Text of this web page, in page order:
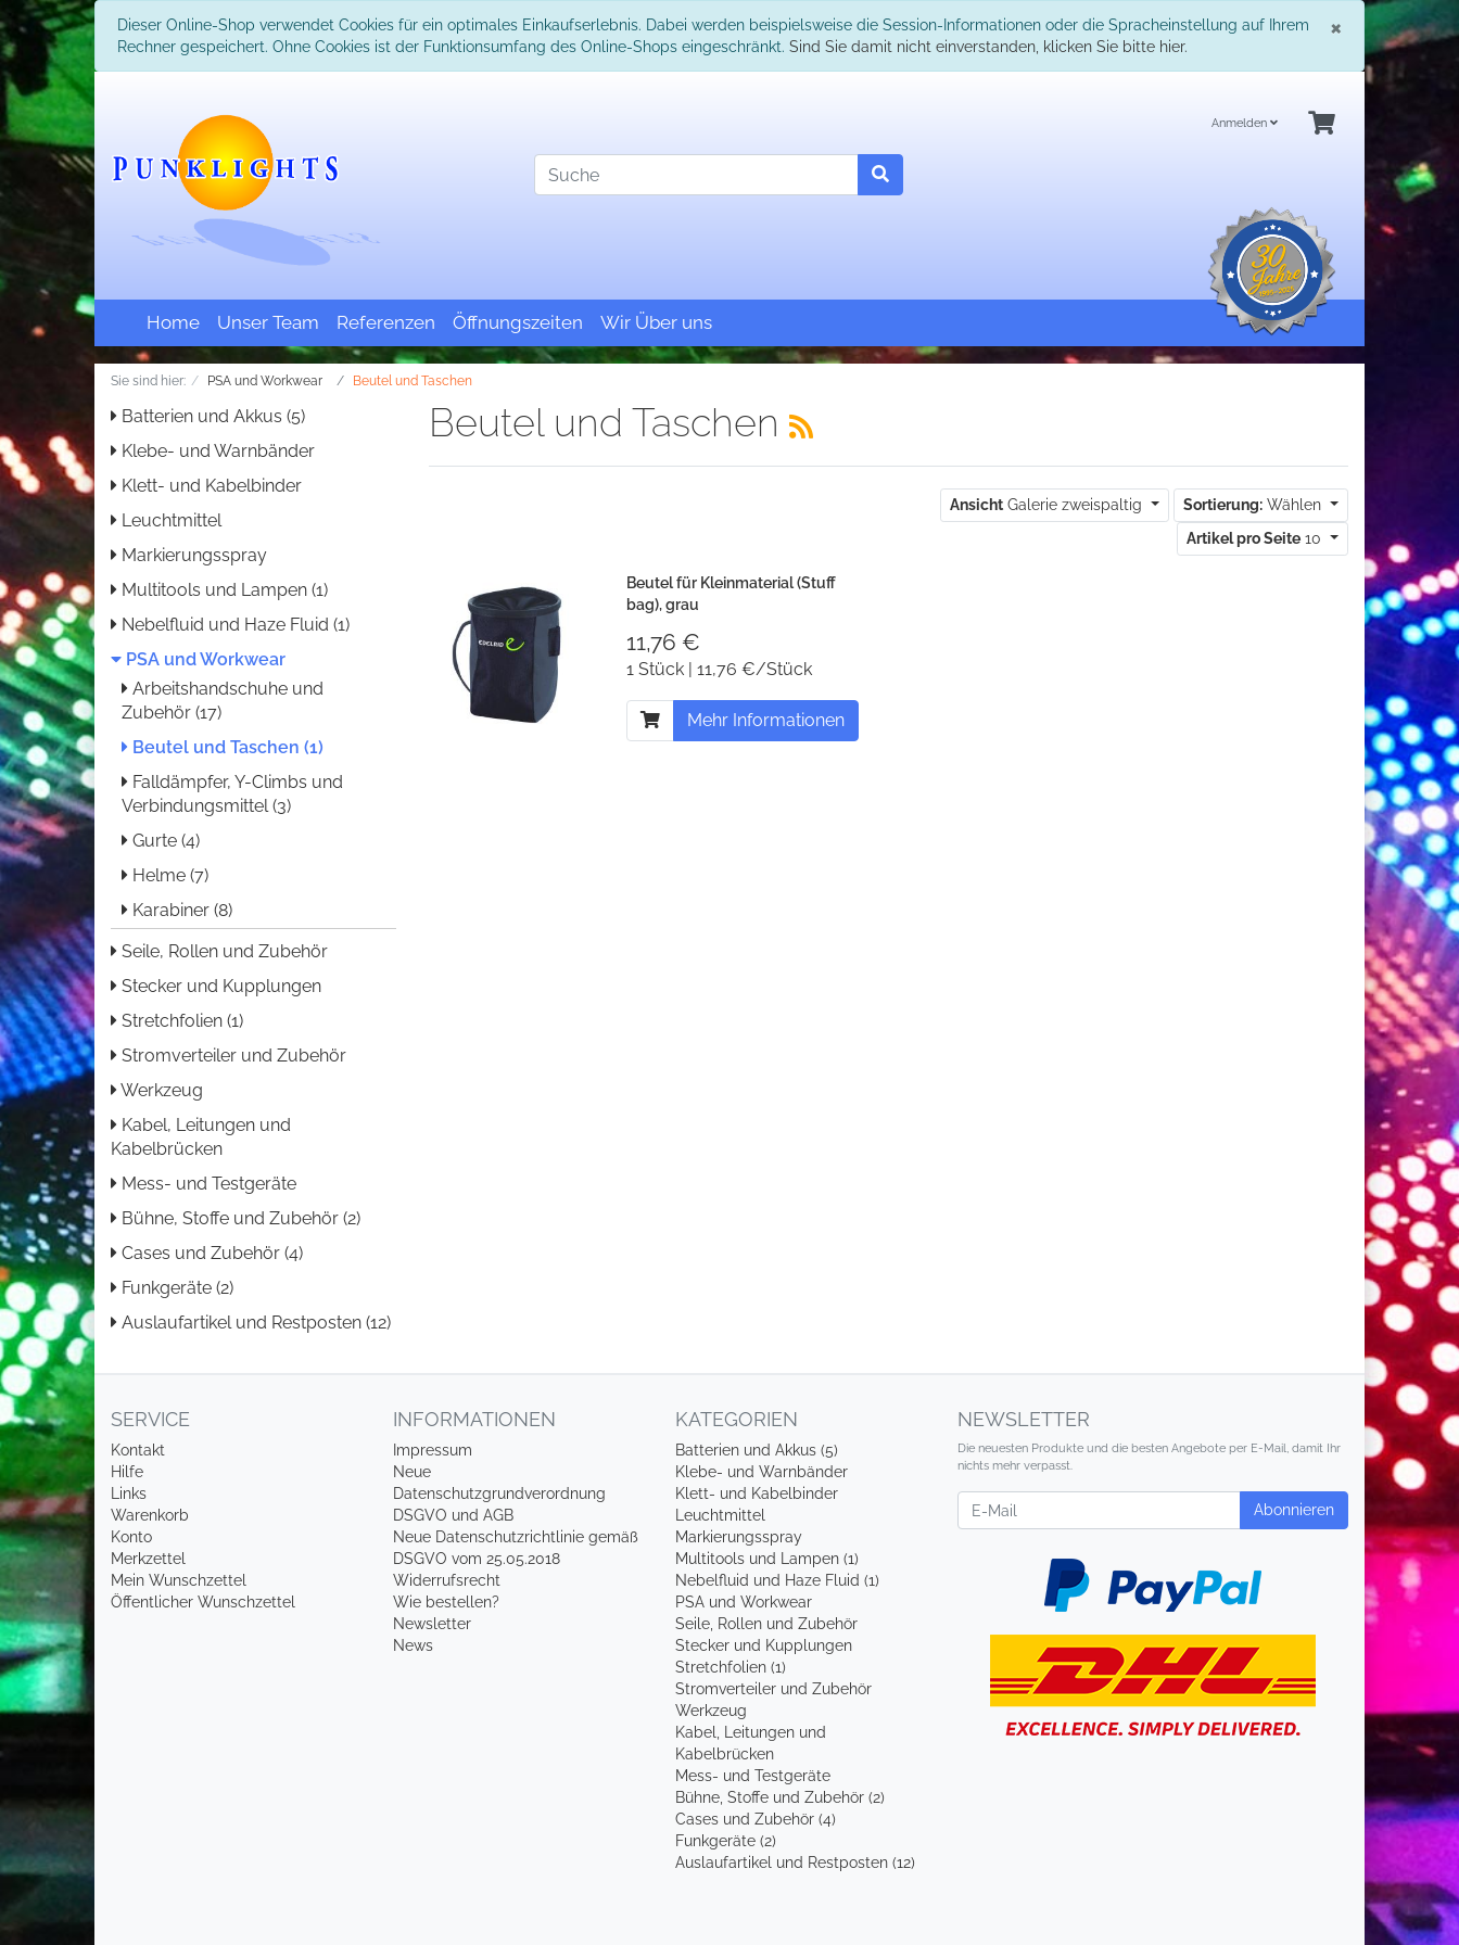
×
Dieser Online-Shop verwendet Cookies für ein optimales Einkaufserlebnis. Dabei werden beispielsweise die Session-Informationen oder die Spracheinstellung auf Ihrem
Rechner gespeichert. Ohne Cookies ist der Funktionsumfang des Online-Shops eingeschränkt. Sind Sie damit nicht einverstanden, klicken Sie bitte hier.
Anmelden
Home Unser Team Referenzen Öffnungszeiten Wir Über uns
Sie sind hier: PSA und Workwear Beutel und Taschen
Batterien und Akkus (5)
Klebe- und Warnbänder
Klett- und Kabelbinder
Leuchtmittel
Markierungsspray
Multitools und Lampen (1)
Nebelfluid und Haze Fluid (1)
PSA und Workwear
Arbeitshandschuhe und
Zubehör (17)
Beutel und Taschen (1)
Falldämpfer, Y-Climbs und
Verbindungsmittel (3)
Gurte (4)
Helme (7)
Karabiner (8)
Seile, Rollen und Zubehör
Stecker und Kupplungen
Stretchfolien (1)
Stromverteiler und Zubehör
Werkzeug
Kabel, Leitungen und
Kabelbrücken
Mess- und Testgeräte
Bühne, Stoffe und Zubehör (2)
Cases und Zubehör (4)
Funkgeräte (2)
Auslaufartikel und Restposten (12)
Beutel und Taschen
Ansicht Galerie zweispaltig Sortierung: Wählen
Artikel pro Seite 10
Beutel für Kleinmaterial (Stuff
bag), grau
11,76 €
1 Stück | 11,76 €/Stück
Mehr Informationen
SERVICE
Kontakt
Hilfe
Links
Warenkorb
Konto
Merkzettel
Mein Wunschzettel
Öffentlicher Wunschzettel
INFORMATIONEN
Impressum
Neue
Datenschutzgrundverordnung
DSGVO und AGB
Neue Datenschutzrichtlinie gemäß
DSGVO vom 25.05.2018
Widerrufsrecht
Wie bestellen?
Newsletter
News
KATEGORIEN
Batterien und Akkus (5)
Klebe- und Warnbänder
Klett- und Kabelbinder
Leuchtmittel
Markierungsspray
Multitools und Lampen (1)
Nebelfluid und Haze Fluid (1)
PSA und Workwear
Seile, Rollen und Zubehör
Stecker und Kupplungen
Stretchfolien (1)
Stromverteiler und Zubehör
Werkzeug
Kabel, Leitungen und
Kabelbrücken
Mess- und Testgeräte
Bühne, Stoffe und Zubehör (2)
Cases und Zubehör (4)
Funkgeräte (2)
Auslaufartikel und Restposten (12)
NEWSLETTER
Die neuesten Produkte und die besten Angebote per E-Mail, damit Ihr
nichts mehr verpasst.
Newsletter Abonnieren